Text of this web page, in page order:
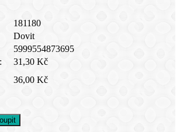
181180
Dovit
5999554873695
31,30 Kč
36,00 Kč